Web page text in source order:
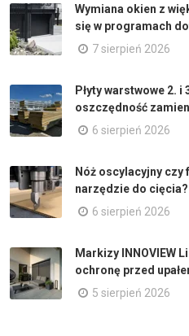
Wymiana okien z
się w programach
7 sierpień 2026
Płyty warstwowe 2.
oszczędność
6 sierpień 2026
Nóż oscylacyjny czy
narzędzie do cięcia?
6 sierpień 2026
Markizy INNOVIEW
ochronę przed
5 sierpień 2026